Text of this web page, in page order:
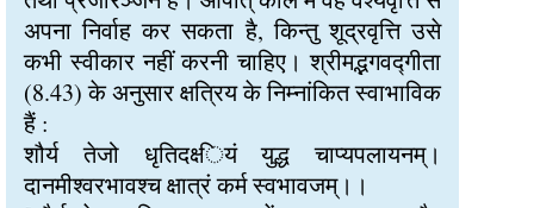
अपना निर्वाह कर सकता है, किन्तु शूद्रवृत्ति उसे
कभी स्वीकार नहीं करनी चाहिए। श्रीमद्भगवद्गीता
(8.43) के अनुसार क्षत्रिय के निम्नांकित स्वाभाविक
हैं :
शौर्य तेजो धृतिदक्ष्‍ियं युद्ध चाप्यपलायनम्।
दानमीश्वरभावश्च क्षात्रं कर्म स्वभावजम्।।